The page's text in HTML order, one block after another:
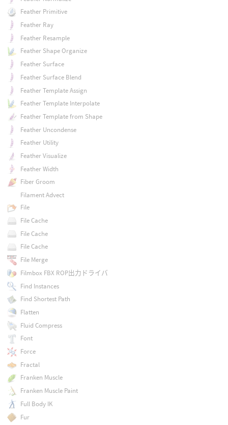
Feather Primitive
Feather Ray
Feather Resample
Feather Shape Organize
Feather Surface
Feather Surface Blend
Feather Template Assign
Feather Template Interpolate
Feather Template from Shape
Feather Uncondense
Feather Utility
Feather Visualize
Feather Width
Fiber Groom
Filament Advect
File
File Cache
File Cache
File Cache
File Merge
Filmbox FBX ROP出力ドライバ
Find Instances
Find Shortest Path
Flatten
Fluid Compress
Font
Force
Fractal
Franken Muscle
Franken Muscle Paint
Full Body IK
Fur